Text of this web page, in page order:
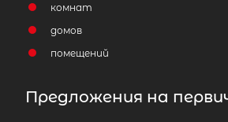
комнат
домов
помещений
Предложения на